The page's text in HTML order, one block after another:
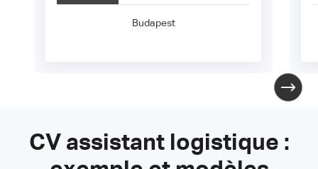
Budapest
CV assistant logistique :